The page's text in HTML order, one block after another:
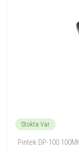
Stokta Var
Pintek DP-100